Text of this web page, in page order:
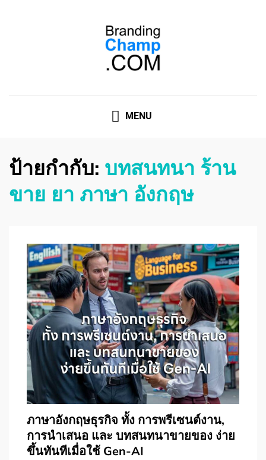
MENU
ป้ายกำกับ: บทสนทนา ร้าน
ขาย ยา ภาษา อังกฤษ
ภาษาอังกฤษธุรกิจ ทั้ง การพรีเซนต์งาน,
การนําเสนอ และ บทสนทนาขายของ ง่าย
ขึ้นทันทีเมื่อใช้ Gen-AI